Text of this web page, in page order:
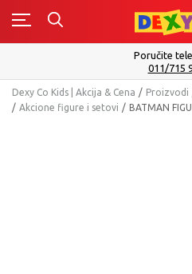
0
Dexy Co Kids | Akcija & Cena Proizvodi
Akcione figure i setovi
BATMAN